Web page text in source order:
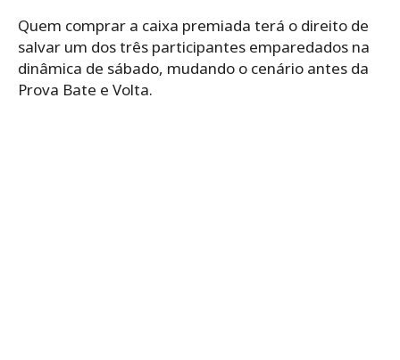
Quem comprar a caixa premiada terá o direito de
salvar um dos três participantes emparedados na
dinâmica de sábado, mudando o cenário antes da
Prova Bate e Volta.